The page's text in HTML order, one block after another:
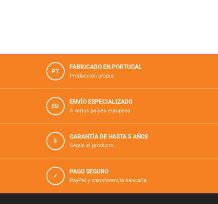
PT
FABRICADO EN PORTUGAL
Producción propia
EU
ENVÍO ESPECIALIZADO
A varios países europeos
5
GARANTÍA DE HASTA 5 AÑOS
Según el producto
✓
PAGO SEGURO
PayPal y transferencia bancaria